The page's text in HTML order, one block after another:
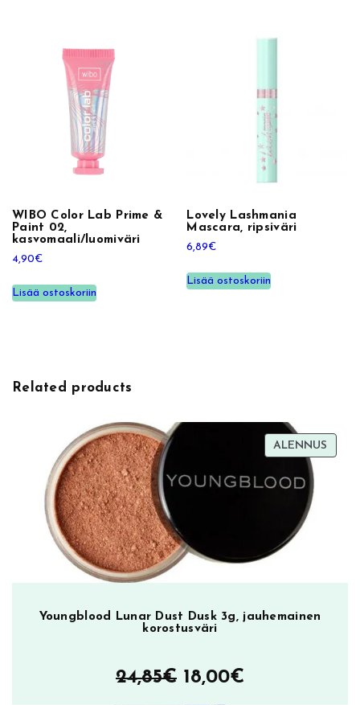
WIBO Color Lab Prime &
Paint 02,
kasvomaali/luomiväri
4,90€
Lisää ostoskoriin
Lovely Lashmania
Mascara, ripsiväri
6,89€
Lisää ostoskoriin
Related products
ALENNUS
Youngblood Lunar Dust Dusk 3g, jauhemainen
korostusväri
24,85€ Alkuperäinen
18,00€